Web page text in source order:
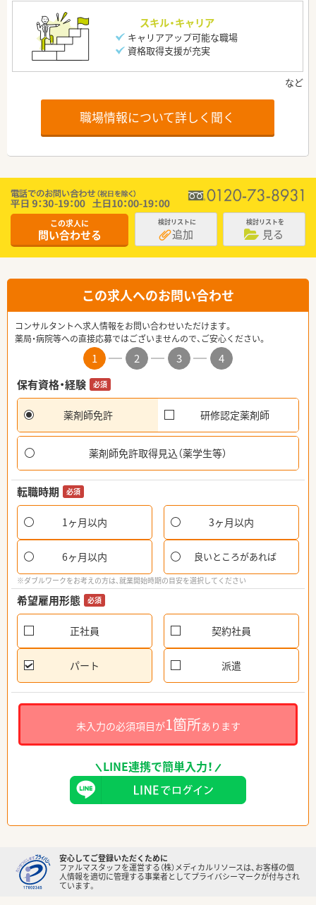
スキル・キャリア
キャリアアップ可能な職場
資格取得支援が充実
職場情報について詳しく聞く
この求人に
問い合わせる
検討リストに
追加
検討リストを
見る
この求人へのお問い合わせ
コンサルタントへ求人情報をお問い合わせいただけます。
薬局・病院等への直接応募ではございませんので、ご安心ください。
1 2 3
4
保有資格・経験
必須
薬剤師免許 研修認定薬剤師
薬剤師免許取得見込（薬学生等）
転職時期 必須
1ヶ月以内 3ヶ月以内
6ヶ月以内 良いところがあれば
※ダブルワークをお考えの方は、就業開始時期の目安を選択してください
希望雇用形態 必須
正社員 契約社員
パート 派遣
未入力の必須項目が1箇所あります
LINE連携で簡単入力！
安心してご登録いただくために
ファルマスタッフを運営する（株）メディカルリソースは、お客様の個
人情報を適切に管理する事業者としてプライバシーマークが付与され
ています。